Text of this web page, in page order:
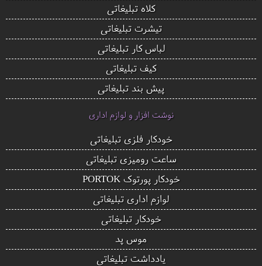
کلاه تبلیغاتی
تیشرت تبلیغاتی
لباس کار تبلیغاتی
کیف تبلیغاتی
پیش بند تبلیغاتی
نوشت افزار و لوازم اداری
خودکار فلزی تبلیغاتی
ساعت رومیزی تبلیغاتی
خودکار پورتوک PORTOK
لوازم اداری تبلیغاتی
خودکار تبلیغاتی
موس پد
یادداشت تبلیغاتی